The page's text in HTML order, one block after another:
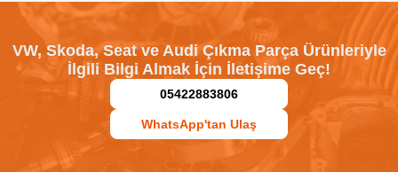
VW, Skoda, Seat ve Audi Çıkma Parça Ürünleriyle
İlgili Bilgi Almak İçin İletişime Geç!
05422883806
WhatsApp'tan Ulaş